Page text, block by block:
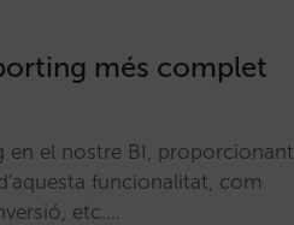
més complet
en el nostre BI, proporcionant
funcionalitat, com
etc.…